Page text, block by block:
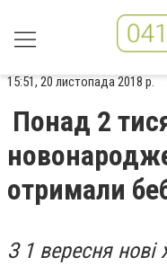
15:51, 20 листопада 2018 р.
Понад 2
отримали
З 1 вересня нові